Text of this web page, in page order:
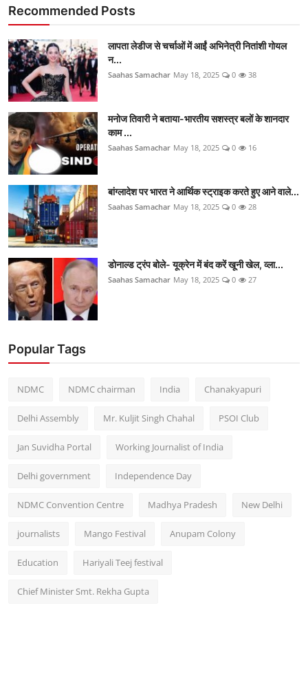
Recommended Posts
लापता लेडीज से चर्चाओं में आईं अभिनेत्री नितांशी गोयल
न...
Saahas Samachar May 18, 2025 0 38
मनोज तिवारी ने बताया-भारतीय सशस्त्र बलों के शानदार
काम ...
Saahas Samachar May 18, 2025 0 16
बांग्लादेश पर भारत ने आर्थिक स्ट्राइक करते हुए आने वाले...
Saahas Samachar May 18, 2025 0 28
डोनाल्ड ट्रंप बोले- यूक्रेन में बंद करें खूनी खेल, व्ला...
Saahas Samachar May 18, 2025 0 27
Popular Tags
NDMC NDMC chairman India Chanakyapuri
Delhi Assembly Mr. Kuljit Singh Chahal PSOI Club
Jan Suvidha Portal Working Journalist of India
Delhi government Independence Day
NDMC Convention Centre Madhya Pradesh New Delhi
journalists Mango Festival Anupam Colony
Education Hariyali Teej festival
Chief Minister Smt. Rekha Gupta